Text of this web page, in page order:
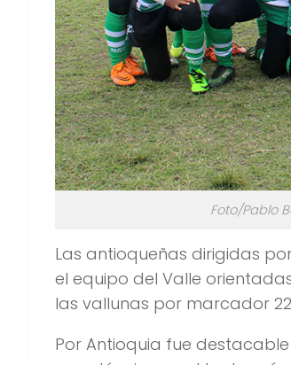
Foto/Pablo
Las antioqueñas dirigidas
el equipo del Valle
las vallunas por marcador
Por Antioquia fue